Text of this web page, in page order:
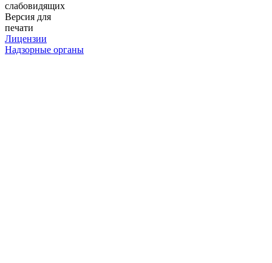
слабовидящих
Версия для
печати
Лицензии
Надзорные органы